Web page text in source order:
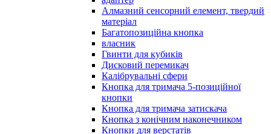
Алмазний сенсорний елемент, твердий
матеріал
Багатопозиційна кнопка
власник
Гвинти для кубиків
Дисковий перемикач
Калібрувальні сфери
Кнопка для тримача 5-позиційної
кнопки
Кнопка для тримача затискача
Кнопка з конічним наконечником
Кнопки для верстатів